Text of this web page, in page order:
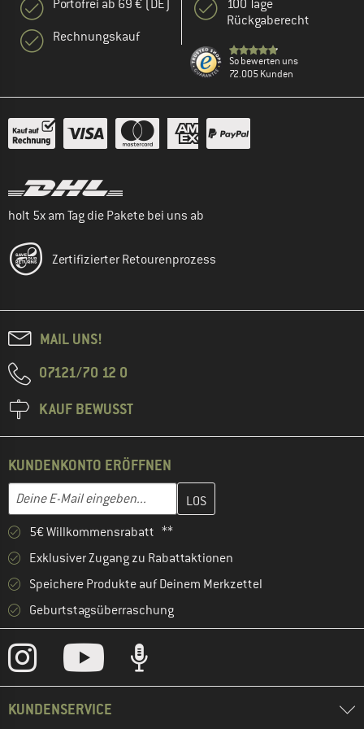
Portofrei ab 69 € (DE)
Rechnungskauf
100 Tage
Rückgaberecht
So bewerten uns
72.005 Kunden
holt 5x am Tag die Pakete bei uns ab
Zertifizierter Retourenprozess
MAIL UNS!
07121/70 12 0
KAUF BEWUSST
KUNDENKONTO ERÖFFNEN
E-Mail-Adresse
Gib hier deine E-Mail-Adresse ein und erstelle im nächsten
5€ Willkommensrabatt **
Exklusiver Zugang zu Rabattaktionen
Speichere Produkte auf Deinem Merkzettel
Geburtstagsüberraschung
KUNDENSERVICE